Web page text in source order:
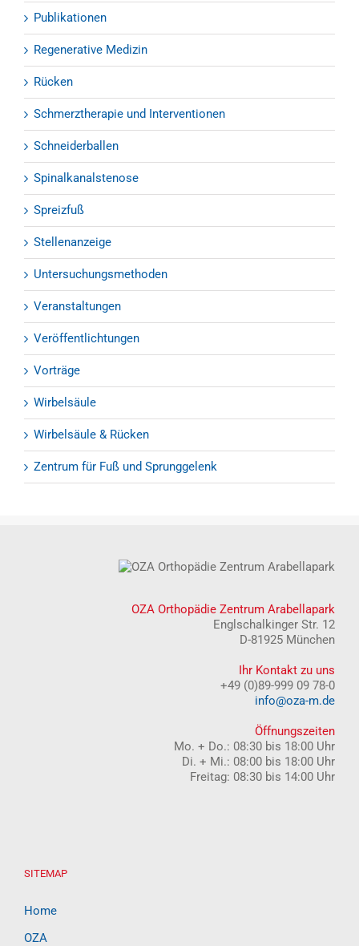
Publikationen
Regenerative Medizin
Rücken
Schmerztherapie und Interventionen
Schneiderballen
Spinalkanalstenose
Spreizfuß
Stellenanzeige
Untersuchungsmethoden
Veranstaltungen
Veröffentlichtungen
Vorträge
Wirbelsäule
Wirbelsäule & Rücken
Zentrum für Fuß und Sprunggelenk
OZA Orthopädie Zentrum Arabellapark
Englschalkinger Str. 12
D-81925 München
Ihr Kontakt zu uns
+49 (0)89-999 09 78-0
info@oza-m.de
Öffnungszeiten
Mo. + Do.: 08:30 bis 18:00 Uhr
Di. + Mi.: 08:00 bis 18:00 Uhr
Freitag: 08:30 bis 14:00 Uhr
SITEMAP
Home
OZA